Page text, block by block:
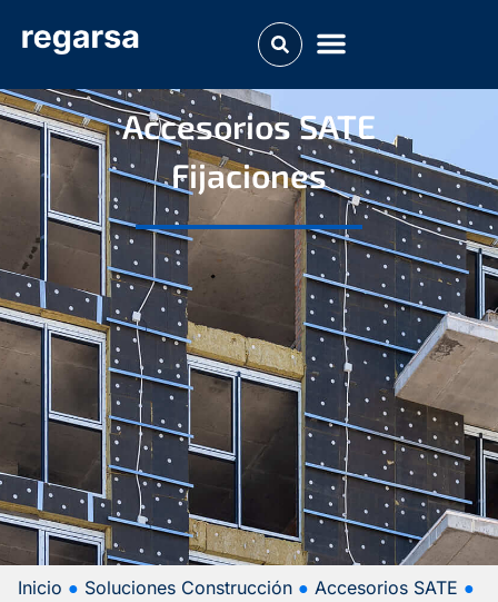
Accesorios SATE​
Fijaciones
Inicio ● Soluciones Construcción ● Accesorios SATE ●